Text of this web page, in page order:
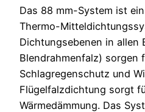
Das 88 mm-System ist
Thermo-
Dichtungsebenen in allen
Blendrahmenfalz) sorgen
Schlagregenschutz und
Flügelfalzdichtung sorgt
Wärmedämmung. Das